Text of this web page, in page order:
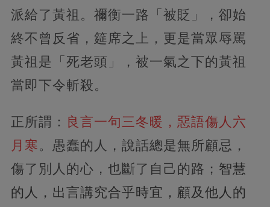
派給了黃祖。禰衡一路「被貶」，卻始
終不曾反省，筵席之上，更是當眾辱罵
黃祖是「死老頭」，被一氣之下的黃祖
當即下令斬殺。
正所謂： 良言一句三冬暖，惡語傷人六
月寒。愚蠢的人，說話總是無所顧忌，
傷了別人的心，也斷了自己的路； 智慧
的人，出言講究合乎時宜，顧及他人的